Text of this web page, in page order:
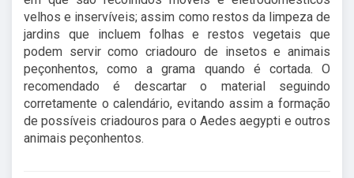
velhos e inservíveis; assim como restos da limpeza de
jardins que incluem folhas e restos vegetais que
podem servir como criadouro de insetos e animais
peçonhentos, como a grama quando é cortada. O
recomendado é descartar o material seguindo
corretamente o calendário, evitando assim a formação
de possíveis criadouros para o Aedes aegypti e outros
animais peçonhentos.